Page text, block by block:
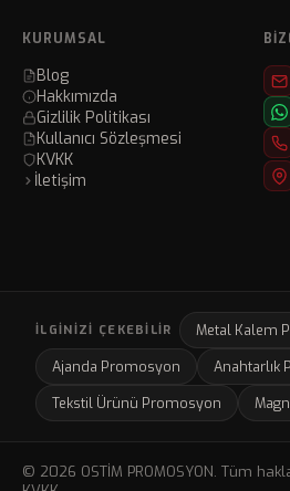
KURUMSAL
Blog
Hakkımızda
Gizlilik Politikası
Kullanıcı Sözleşmesi
KVKK
İletişim
İLGINIZI ÇEKEBILIR
Metal Kalem
Ajanda Promosyon
Anahtarlık
Tekstil Ürünü Promosyon
© 2026 OSTİM PROMOSYON. Tüm